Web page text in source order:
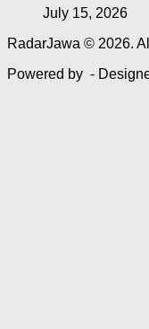
July 15, 2026
RadarJawa © 2026.
Powered by -